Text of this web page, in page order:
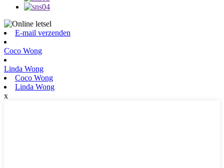
E-mail verzenden
Coco Wong
Linda Wong
Coco Wong
Linda Wong
x